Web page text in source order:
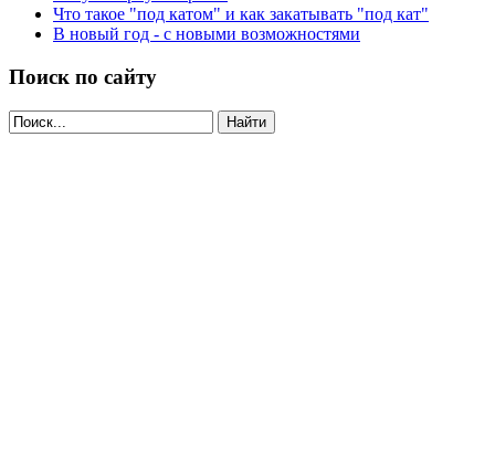
Что такое "под катом" и как закатывать "под кат"
В новый год - с новыми возможностями
Поиск по сайту
Найти